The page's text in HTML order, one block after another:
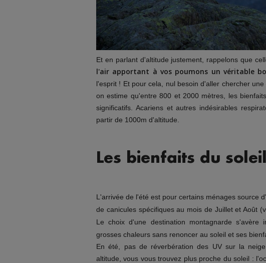
Et en parlant d'altitude justement, rappelons que
l'air apportant à vos poumons un véritable
l'esprit ! Et pour cela, nul besoin d'aller chercher
on estime qu'entre 800 et 2000 mètres, les
significatifs. Acariens et autres indésirables
partir de 1000m d'altitude.
Les bienfaits du
L'arrivée de l'été est pour certains ménages source
de canicules spécifiques au mois de Juillet et Août
Le choix d'une destination montagnarde s'avère
grosses chaleurs sans renoncer au soleil et ses
En été, pas de réverbération des UV sur la
altitude, vous vous trouvez plus proche du soleil :